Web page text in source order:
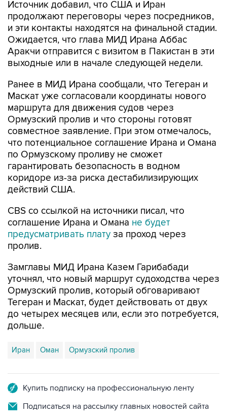
и эти контакты находятся на финальной стадии.
Ожидается, что глава МИД Ирана Аббас
Аракчи отправится с визитом в Пакистан в эти
выходные или в начале следующей недели.
Ранее в МИД Ирана сообщали, что Тегеран и
маршрута для движения судов через
Ормузский пролив и что стороны готовят
совместное заявление. При этом отмечалось,
что потенциальное соглашение Ирана и Омана
по Ормузскому проливу не сможет
гарантировать безопасность в водном
коридоре из-за риска дестабилизирующих
действий США.
CBS со ссылкой на источники писал, что
предусматривать платуза проход через
пролив.
Замглавы МИД Ирана Казем Гарибабади
Ормузский пролив, который обговаривают
Тегеран и Маскат, будет действовать от двух
до четырех месяцев или, если это потребуется,
дольше.
Иран Оман
Подписаться на рассылку главных новостей сайта
Получать оперативные новости в официальном
канале